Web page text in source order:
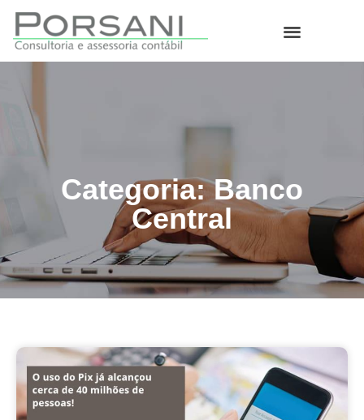
Categoria: Banco
Central